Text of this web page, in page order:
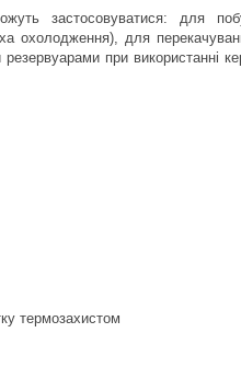
застосовуватися: для
охолодження), для
при використанні
термозахистом